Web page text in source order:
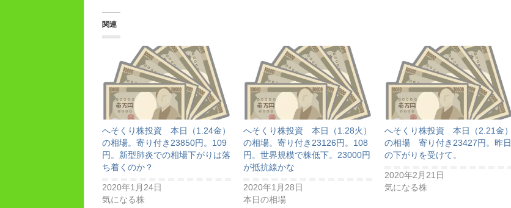
関連
へそくり株投資 本日（1.24金）
の相場。寄り付き23850円。109
円。新型肺炎での相場下がりは落
ち着くのか？
2020年1月24日
気になる株
へそくり株投資 本日（1.28火）
の相場。寄り付き23126円。108
円。世界規模で株低下。23000円
が抵抗線かな
2020年1月28日
本日の相場
へそくり株投資 本日（2.21金）
の相場 寄り付き23427円。昨日
の下がりを受けて。
2020年2月21日
気になる株